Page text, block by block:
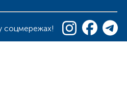
соцмережах!